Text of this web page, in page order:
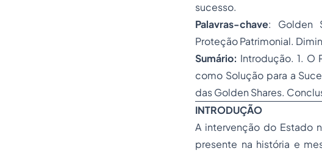
sucesso.
Palavras-chave: Golden
Proteção Patrimonial.
Sumário: Introdução. 1. O
como Solução para a
das Golden Shares.
INTRODUÇÃO
A intervenção do Estado
presente na história e